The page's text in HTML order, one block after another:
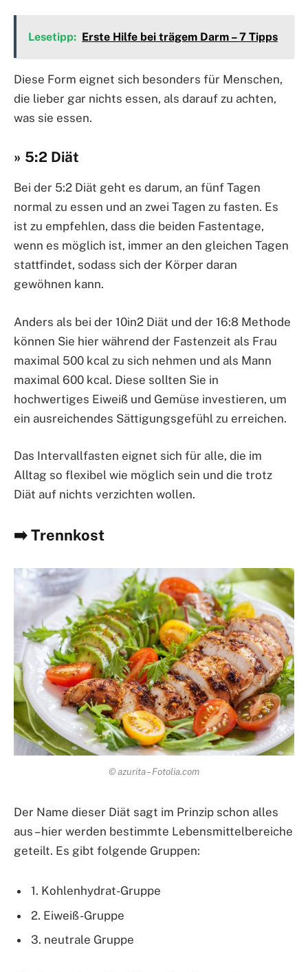
Lesetipp: Erste Hilfe bei trägem Darm – 7 Tipps
Diese Form eignet sich besonders für Menschen,
die lieber gar nichts essen, als darauf zu achten,
was sie essen.
» 5:2 Diät
Bei der 5:2 Diät geht es darum, an fünf Tagen
normal zu essen und an zwei Tagen zu fasten. Es
ist zu empfehlen, dass die beiden Fastentage,
wenn es möglich ist, immer an den gleichen Tagen
stattfindet, sodass sich der Körper daran
gewöhnen kann.
Anders als bei der 10in2 Diät und der 16:8 Methode
können Sie hier während der Fastenzeit als Frau
maximal 500 kcal zu sich nehmen und als Mann
maximal 600 kcal. Diese sollten Sie in
hochwertiges Eiweiß und Gemüse investieren, um
ein ausreichendes Sättigungsgefühl zu erreichen.
Das Intervallfasten eignet sich für alle, die im
Alltag so flexibel wie möglich sein und die trotz
Diät auf nichts verzichten wollen.
➡️ Trennkost
© azurita – Fotolia.com
Der Name dieser Diät sagt im Prinzip schon alles
aus – hier werden bestimmte Lebensmittelbereiche
geteilt. Es gibt folgende Gruppen:
1. Kohlenhydrat-Gruppe
2. Eiweiß-Gruppe
3. neutrale Gruppe